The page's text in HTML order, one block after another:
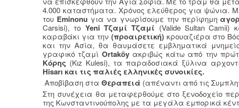
4.000 καταστήματα. Χρόνος ελεύθερος για ψώνια.
του Eminonu για να γνωρίσουμε την περίφημη
Carsisi), το Yeni Τζαμί Τζαμί (Valide Sultan Camii)
καραβάκι για την (προαιρετική) κρουαζιέρα στο
και την Ασία, θα θαυμάσετε εμβληματικά
γραφικό τζαμί Ortaköyακριβώς κάτω από την
Κόρης (Kız Kulesi), τα παραδοσιακά ξύλινα
Hisarı και τις παλιές ελληνικές συνοικίες.
Αποβίβαση στα Θεραπειά (απέναντι από τις
Στη συνέχεια θα μεταφερθούμε στο ξενοδοχείο
της Κωνσταντινούπολης με τα μεγάλα εμπορικά